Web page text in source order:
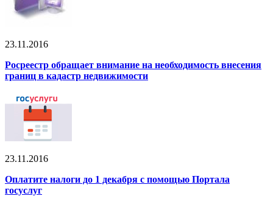
23.11.2016
Росреестр обращает внимание на необходимость внесения
границ в кадастр недвижимости
23.11.2016
Оплатите налоги до 1 декабря с помощью Портала
госуслуг